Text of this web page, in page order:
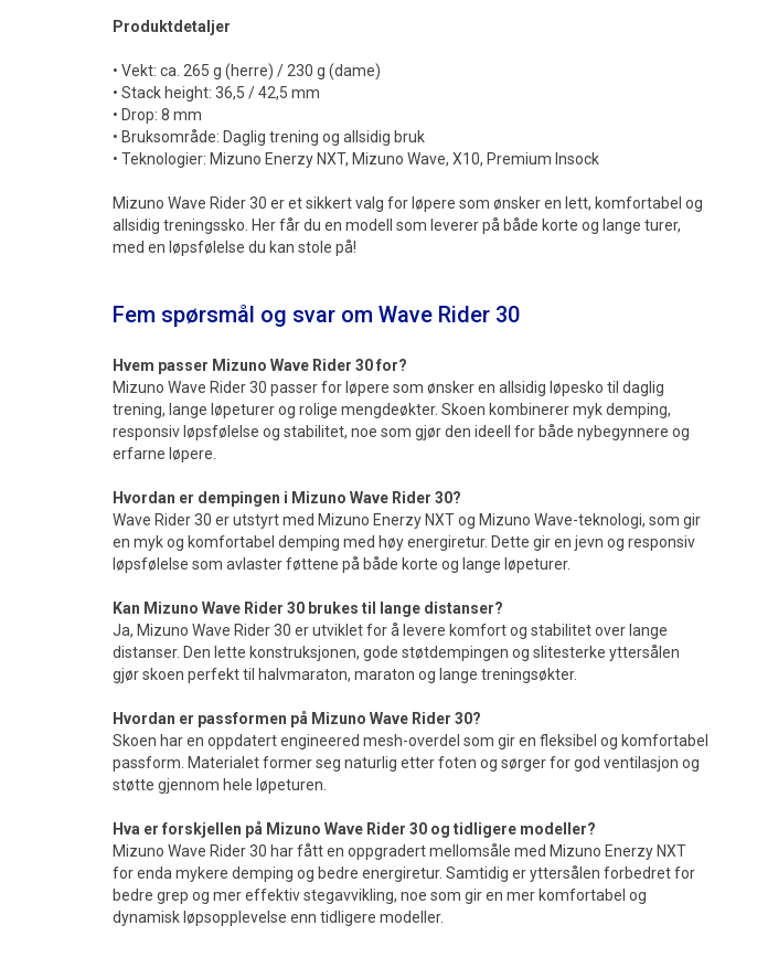
Produktdetaljer
• Vekt: ca. 265 g (herre) / 230 g (dame)
• Stack height: 36,5 / 42,5 mm
• Drop: 8 mm
• Bruksområde: Daglig trening og allsidig bruk
• Teknologier: Mizuno Enerzy NXT, Mizuno Wave, X10, Premium Insock
Mizuno Wave Rider 30 er et sikkert valg for løpere som ønsker en lett, komfortabel og
allsidig treningssko. Her får du en modell som leverer på både korte og lange turer,
med en løpsfølelse du kan stole på!
Fem spørsmål og svar om Wave Rider 30
Hvem passer Mizuno Wave Rider 30 for?
Mizuno Wave Rider 30 passer for løpere som ønsker en allsidig løpesko til daglig
trening, lange løpeturer og rolige mengdeøkter. Skoen kombinerer myk demping,
responsiv løpsfølelse og stabilitet, noe som gjør den ideell for både nybegynnere og
erfarne løpere.
Hvordan er dempingen i Mizuno Wave Rider 30?
Wave Rider 30 er utstyrt med Mizuno Enerzy NXT og Mizuno Wave-teknologi, som gir
en myk og komfortabel demping med høy energiretur. Dette gir en jevn og responsiv
løpsfølelse som avlaster føttene på både korte og lange løpeturer.
Kan Mizuno Wave Rider 30 brukes til lange distanser?
Ja, Mizuno Wave Rider 30 er utviklet for å levere komfort og stabilitet over lange
distanser. Den lette konstruksjonen, gode støtdempingen og slitesterke yttersålen
gjør skoen perfekt til halvmaraton, maraton og lange treningsøkter.
Hvordan er passformen på Mizuno Wave Rider 30?
Skoen har en oppdatert engineered mesh-overdel som gir en fleksibel og komfortabel
passform. Materialet former seg naturlig etter foten og sørger for god ventilasjon og
støtte gjennom hele løpeturen.
Hva er forskjellen på Mizuno Wave Rider 30 og tidligere modeller?
Mizuno Wave Rider 30 har fått en oppgradert mellomsåle med Mizuno Enerzy NXT
for enda mykere demping og bedre energiretur. Samtidig er yttersålen forbedret for
bedre grep og mer effektiv stegavvikling, noe som gir en mer komfortabel og
dynamisk løpsopplevelse enn tidligere modeller.